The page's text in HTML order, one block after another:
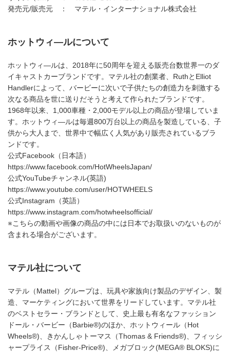
発売元/販売元 ： マテル・インターナショナル株式会社
ホットウィ―ルについて
ホットウィ―ルは、2018年に50周年を迎える販売台数世界一のダ
イキャストカーブランドです。マテル社の創業者、RuthとElliot
Handlerによって、バービーに次いで子供たちの創造力を刺激する
次なる商品を世に送りだそうと考えて作られたブランドです。
1968年以来、1,000車種・2,000モデル以上の商品が登場していま
す。ホットウィ―ルは毎週800万台以上の商品を製造している、子
供から大人まで、世界中で幅広く人気があり販売されているブラ
ンドです。
公式Facebook（日本語）
https://www.facebook.com/HotWheelsJapan/
公式YouTubeチャンネル(英語)
https://www.youtube.com/user/HOTWHEELS
公式Instagram（英語）
https://www.instagram.com/hotwheelsofficial/
※こちらの動画や画像の商品の中には日本でお取扱いのないものが
含まれる場合がございます。
マテル社について
マテル（Mattel）グループは、玩具や家族向け製品のデザイン、製
造、マーケティングにおいて世界をリードしています。マテル社
のベストセラー・ブランドとして、史上最も有名なファッション
ドール・バービー（Barbie®)のほか、ホットウィール（Hot
Wheels®)、きかんしゃトーマス（Thomas & Friends®)、フィッシ
ャープライス（Fisher-Price®)、メガブロック(MEGA® BLOKS)に